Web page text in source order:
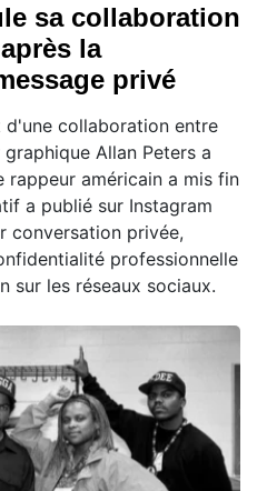
sa collaboration
la
privé
collaboration entre
Allan Peters a
américain a mis fin
a publié sur Instagram
conversation privée,
professionnelle
sur les réseaux sociaux.